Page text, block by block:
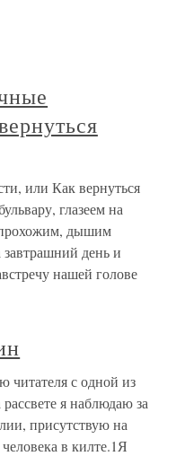
или Как вернуться
глазеем на
дышим
день и
нашей голове
читателя с одной из
я наблюдаю за
присутствую на
в килте.1Я